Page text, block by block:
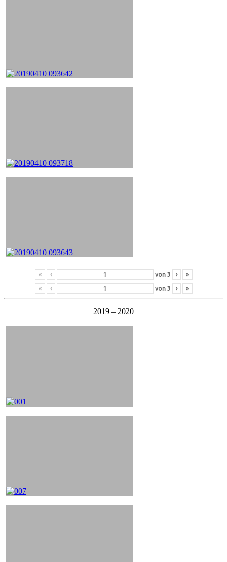
« ‹ von 3 › »
« ‹ von 3 › »
2019 – 2020